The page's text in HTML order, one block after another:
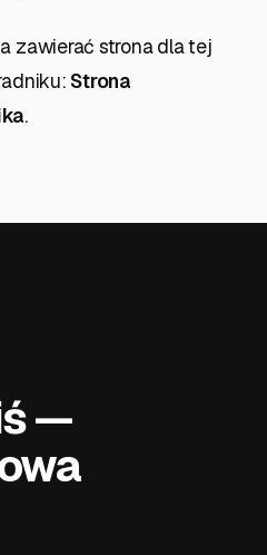
zawierać strona dla tej
Strona
.
—